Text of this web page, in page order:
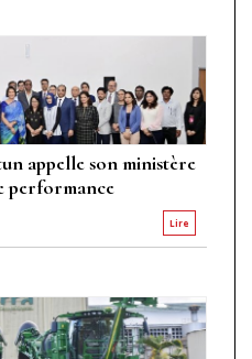
appelle son ministère
performance
Lire